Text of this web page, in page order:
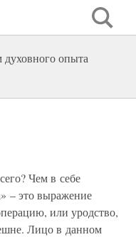
опыта
Чем в себе
– это выражение
или уродство,
Лицо в данном